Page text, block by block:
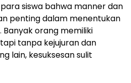
siswa bahwa manner dan
penting dalam menentukan
orang memiliki
tanpa kejujuran dan
lain, kesuksesan sulit